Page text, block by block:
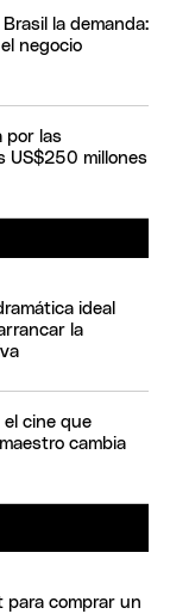
la demanda:
negocio
por las
US$250 millones
ideal
la
cine que
cambia
para comprar un